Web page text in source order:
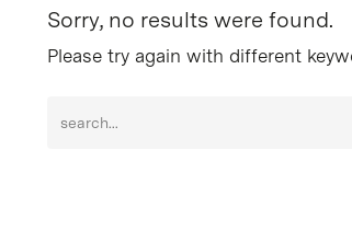
Sorry, no results were found.
Please try again with different